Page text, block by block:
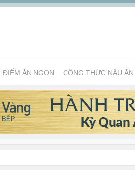
ĐIỂM ĂN NGON CÔNG THỨC NẤU ĂN